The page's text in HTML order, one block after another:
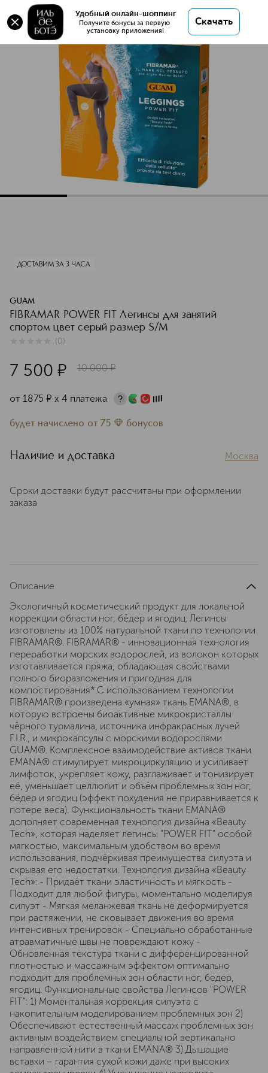
Удобный онлайн-шоппинг
Получите бонусы за первую
установку приложения!
Скачать
Оригинал 💯 FIBRAMAR POWER FIT Легинсы для
занятий спортом цвет серый размер S/M купить
в интернет магазине ИЛЬ ДЕ БОТЭ с доставкой.
FIBRAMAR POWER FIT Легинсы для занятий спортом
Описание
Характеристики
ДОСТАВИМ ЗА 3 ЧАСА
GUAM
FIBRAMAR POWER FIT Легинсы для занятий
спортом цвет серый размер S/M
(0)
7 500 ¤ 10 000 ¤
от 1875 ¤ х 4 платежа
будет начислено от 75 бонусов
Наличие и доставка Москва
Сроки доставки будут рассчитаны при оформлении
заказа
Описание
Экологичный косметический продукт для локальной
коррекции области ног, бёдер и ягодиц. Легинсы
изготовлены из 100% натуральной ткани по технологии
FIBRAMAR®. FIBRAMAR® - инновационная технология
переработки морских водорослей, из волокон которых
изготавливается пряжа, обладающая свойствами
полного биоразложения и пригодная для
компостирования*.С использованием технологии
FIBRAMAR® произведена «умная» ткань EMANA®, в
которую встроены биоактивные микрокристаллы
чёрного турмалина, источника инфракрасных лучей
F.I.R., и микрокапсулы с морскими водорослями
GUAM®. Комплексное взаимодействие активов ткани
EMANA® стимулирует микроциркуляцию и усиливает
лимфоток, укрепляет кожу, разглаживает и тонизирует
её, уменьшает целлюлит и объём проблемных зон ног,
бёдер и ягодиц (эффект похудения не приравнивается к
потере веса). Функциональность ткани EMANA®
дополняет современная технология дизайна «Beauty
Tech», которая наделяет легинсы "POWER FIT" особой
мягкостью, максимальным удобством во время
использования, подчёркивая преимущества силуэта и
скрывая его недостатки. Технология дизайна «Beauty
Tech»: - Придаёт ткани эластичность и мягкость -
Подходит для любой фигуры, моментально моделируя
силуэт - Мягкая меланжевая ткань не деформируется
при растяжении, не сковывает движения во время
интенсивных тренировок - Специально обработанные
атравматичные швы не повреждают кожу -
Обновленная текстура ткани с дифференцированной
плотностью и массажным эффектом оптимально
подходит для проблемных зон области ног, бёдер,
ягодиц. Функциональные свойства Легинсов "POWER
FIT": 1) Моментальная коррекция силуэта с
накопительным моделированием проблемных зон 2)
Обеспечивают естественный массаж проблемных зон
активным воздействием специальной вертикально
направленной нити в ткани EMANA® 3) Дышащие
вставки – гарантия сухой кожи даже при высоких